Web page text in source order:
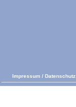
Impressum / Datenschutz